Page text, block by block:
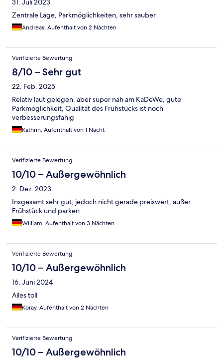
31. Juli 2023
Zentrale Lage, Parkmöglichkeiten, sehr sauber
Andreas, Aufenthalt von 2 Nächten
Verifizierte Bewertung
8/10 – Sehr gut
22. Feb. 2025
Relativ laut gelegen, aber super nah am KaDeWe, gute
Parkmöglichkeit, Qualität des Frühstücks ist noch
verbesserungsfähig
Kathrin, Aufenthalt von 1 Nacht
Verifizierte Bewertung
10/10 – Außergewöhnlich
2. Dez. 2023
Insgesamt sehr gut, jedoch nicht gerade preiswert, außer
Frühstück und parken
William, Aufenthalt von 3 Nächten
Verifizierte Bewertung
10/10 – Außergewöhnlich
16. Juni 2024
Alles toll
Koray, Aufenthalt von 2 Nächten
Verifizierte Bewertung
10/10 – Außergewöhnlich